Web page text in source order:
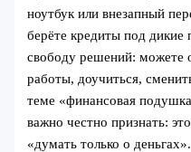
ноутбук или внезапный
берёте кредиты под дикие
свободу решений: можете
работы, доучиться,
теме «финансовая
важно честно признать:
«думать только о